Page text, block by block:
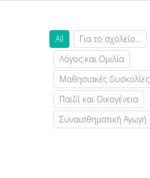
All Για το σχολείο...
Λόγος και Ομιλία
Μαθησιακές δυσκολίες
Παιδί και Οικογένεια
Συναισθηματική Αγωγή